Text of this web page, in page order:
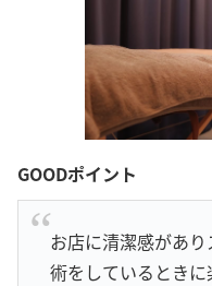
GOODポイント
お店に清潔感があ
術をしているとき